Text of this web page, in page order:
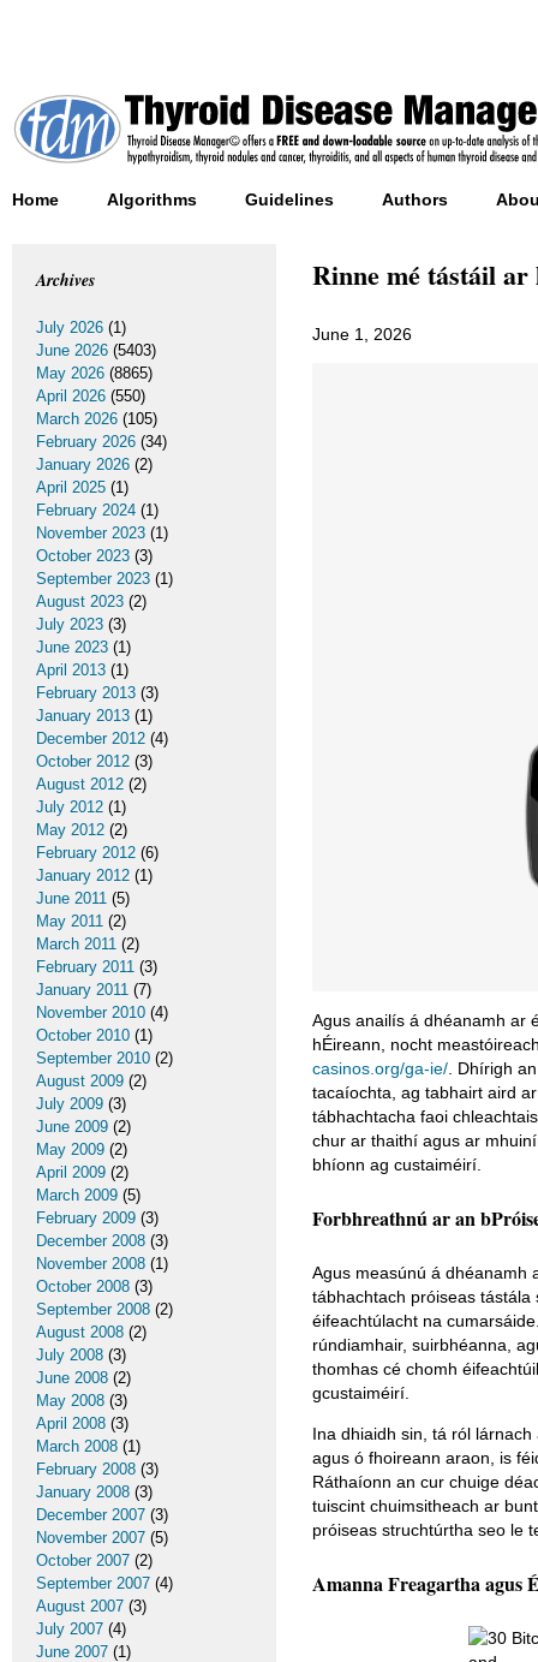
Home Algorithms Guidelines Authors
Rinne mé tástáil
June 1, 2026
Agus anailís á dhéanamh ar
hÉireann, nocht
casinos.org/ga-ie/ . Dhírigh
tacaíochta, ag tabhairt aird
tábhachtacha faoi
chur ar thaithí agus ar
bhíonn ag custaiméirí.
Forbhreathnú ar an
Agus measúnú á dhéanamh
tábhachtach próiseas
éifeachtúlacht na
rúndiamhair, suirbhéanna,
thomhas cé chomh
gcustaiméirí.
Ina dhiaidh sin, tá ról
agus ó fhoireann araon, is
Ráthaíonn an cur chuige
tuiscint chuimsitheach ar
próiseas struchtúrtha seo le
Amanna Freagartha agus
Archives
July 2026 (1)
June 2026 (5403)
May 2026 (8865)
April 2026 (550)
March 2026 (105)
February 2026 (34)
January 2026 (2)
April 2025 (1)
February 2024 (1)
November 2023 (1)
October 2023 (3)
September 2023 (1)
August 2023 (2)
July 2023 (3)
June 2023 (1)
April 2013 (1)
February 2013 (3)
January 2013 (1)
December 2012 (4)
October 2012 (3)
August 2012 (2)
July 2012 (1)
May 2012 (2)
February 2012 (6)
January 2012 (1)
June 2011 (5)
May 2011 (2)
March 2011 (2)
February 2011 (3)
January 2011 (7)
November 2010 (4)
October 2010 (1)
September 2010 (2)
August 2009 (2)
July 2009 (3)
June 2009 (2)
May 2009 (2)
April 2009 (2)
March 2009 (5)
February 2009 (3)
December 2008 (3)
November 2008 (1)
October 2008 (3)
September 2008 (2)
August 2008 (2)
July 2008 (3)
June 2008 (2)
May 2008 (3)
April 2008 (3)
March 2008 (1)
February 2008 (3)
January 2008 (3)
December 2007 (3)
November 2007 (5)
October 2007 (2)
September 2007 (4)
August 2007 (3)
July 2007 (4)
June 2007 (1)